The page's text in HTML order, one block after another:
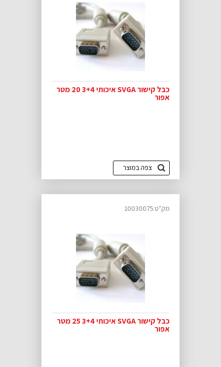
כבל קישור SVGA איכותי 3+4 20 מטר
אפור
צפה במוצר
כבל קישור SVGA איכותי 3+4 25 מטר
אפור
מק"ט:10030075